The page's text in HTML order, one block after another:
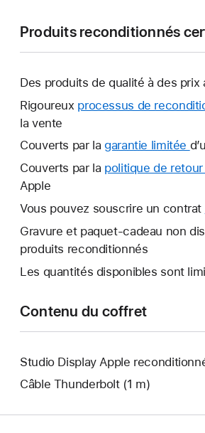
Produits reconditionnés
Des produits de qualité à des prix
Rigoureux processus de
la vente
Couverts par la garantie limitée
Couverts par la politique de retour
Apple
Vous pouvez souscrire un contrat
Gravure et paquet-cadeau non
produits reconditionnés
Les quantités disponibles sont
Contenu du coffret
Studio Display Apple
Câble Thunderbolt (1 m)